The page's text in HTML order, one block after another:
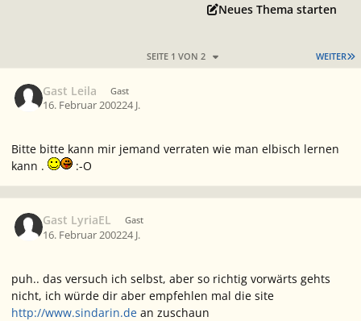
Neues Thema starten
WEITER
SEITE 1 VON 2
Gast Leila Gast
16. Februar 200224 J.
Bitte bitte kann mir jemand verraten wie man elbisch lernen
kann .
:-O
Gast LyriaEL Gast
16. Februar 200224 J.
puh.. das versuch ich selbst, aber so richtig vorwärts gehts
nicht, ich würde dir aber empfehlen mal die site
http://www.sindarin.de an zuschaun